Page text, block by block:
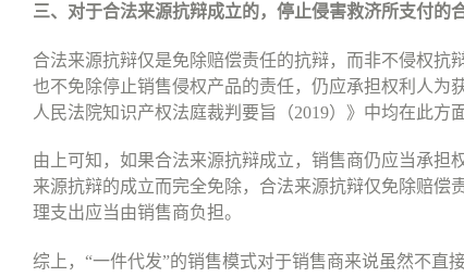
三、对于合法来源抗辩成立的，停止侵害救济所支付的
合法来源抗辩仅是免除赔偿责任的抗辩，而非不侵权抗
也不免除停止销售侵权产品的责任，仍应承担权利人为
人民法院知识产权法庭裁判要旨（2019）》中均在此方
由上可知，如果合法来源抗辩成立，销售商仍应当承
来源抗辩的成立而完全免除，合法来源抗辩仅免除赔
理支出应当由销售商负担。
综上， “一件代发”的销售模式对于销售商来说虽然不直